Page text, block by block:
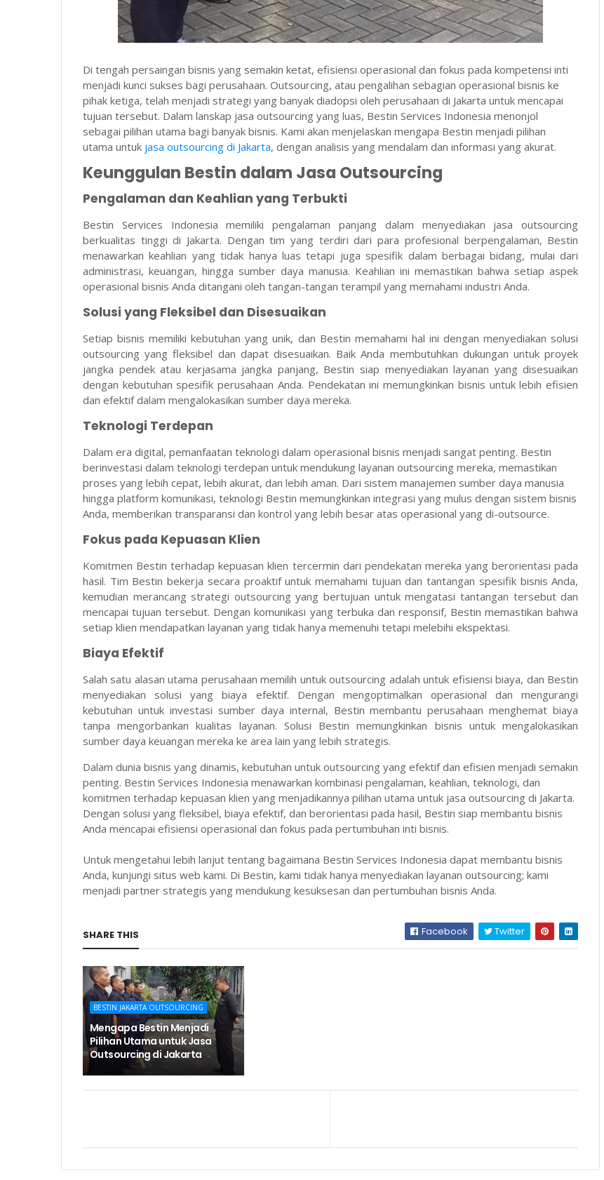
Di tengah persaingan bisnis yang semakin ketat, efisiensi operasional dan fokus pada kompetensi inti
menjadi kunci sukses bagi perusahaan. Outsourcing, atau pengalihan sebagian operasional bisnis ke
pihak ketiga, telah menjadi strategi yang banyak diadopsi oleh perusahaan di Jakarta untuk mencapai
tujuan tersebut. Dalam lanskap jasa outsourcing yang luas, Bestin Services Indonesia menonjol
sebagai pilihan utama bagi banyak bisnis. Kami akan menjelaskan mengapa Bestin menjadi pilihan
utama untuk jasa outsourcing di Jakarta, dengan analisis yang mendalam dan informasi yang akurat.
Keunggulan Bestin dalam Jasa Outsourcing
Pengalaman dan Keahlian yang Terbukti
Bestin Services Indonesia memiliki pengalaman panjang dalam menyediakan jasa outsourcing
berkualitas tinggi di Jakarta. Dengan tim yang terdiri dari para profesional berpengalaman, Bestin
menawarkan keahlian yang tidak hanya luas tetapi juga spesifik dalam berbagai bidang, mulai dari
administrasi, keuangan, hingga sumber daya manusia. Keahlian ini memastikan bahwa setiap aspek
operasional bisnis Anda ditangani oleh tangan-tangan terampil yang memahami industri Anda.
Solusi yang Fleksibel dan Disesuaikan
Setiap bisnis memiliki kebutuhan yang unik, dan Bestin memahami hal ini dengan menyediakan solusi
outsourcing yang fleksibel dan dapat disesuaikan. Baik Anda membutuhkan dukungan untuk proyek
jangka pendek atau kerjasama jangka panjang, Bestin siap menyediakan layanan yang disesuaikan
dengan kebutuhan spesifik perusahaan Anda. Pendekatan ini memungkinkan bisnis untuk lebih efisien
dan efektif dalam mengalokasikan sumber daya mereka.
Teknologi Terdepan
Dalam era digital, pemanfaatan teknologi dalam operasional bisnis menjadi sangat penting. Bestin
berinvestasi dalam teknologi terdepan untuk mendukung layanan outsourcing mereka, memastikan
proses yang lebih cepat, lebih akurat, dan lebih aman. Dari sistem manajemen sumber daya manusia
hingga platform komunikasi, teknologi Bestin memungkinkan integrasi yang mulus dengan sistem bisnis
Anda, memberikan transparansi dan kontrol yang lebih besar atas operasional yang di-outsource.
Fokus pada Kepuasan Klien
Komitmen Bestin terhadap kepuasan klien tercermin dari pendekatan mereka yang berorientasi pada
hasil. Tim Bestin bekerja secara proaktif untuk memahami tujuan dan tantangan spesifik bisnis Anda,
kemudian merancang strategi outsourcing yang bertujuan untuk mengatasi tantangan tersebut dan
mencapai tujuan tersebut. Dengan komunikasi yang terbuka dan responsif, Bestin memastikan bahwa
setiap klien mendapatkan layanan yang tidak hanya memenuhi tetapi melebihi ekspektasi.
Biaya Efektif
Salah satu alasan utama perusahaan memilih untuk outsourcing adalah untuk efisiensi biaya, dan Bestin
menyediakan solusi yang biaya efektif. Dengan mengoptimalkan operasional dan mengurangi
kebutuhan untuk investasi sumber daya internal, Bestin membantu perusahaan menghemat biaya
tanpa mengorbankan kualitas layanan. Solusi Bestin memungkinkan bisnis untuk mengalokasikan
sumber daya keuangan mereka ke area lain yang lebih strategis.
Dalam dunia bisnis yang dinamis, kebutuhan untuk outsourcing yang efektif dan efisien menjadi semakin
penting. Bestin Services Indonesia menawarkan kombinasi pengalaman, keahlian, teknologi, dan
komitmen terhadap kepuasan klien yang menjadikannya pilihan utama untuk jasa outsourcing di Jakarta.
Dengan solusi yang fleksibel, biaya efektif, dan berorientasi pada hasil, Bestin siap membantu bisnis
Anda mencapai efisiensi operasional dan fokus pada pertumbuhan inti bisnis.
Untuk mengetahui lebih lanjut tentang bagaimana Bestin Services Indonesia dapat membantu bisnis
Anda, kunjungi situs web kami. Di Bestin, kami tidak hanya menyediakan layanan outsourcing; kami
menjadi partner strategis yang mendukung kesuksesan dan pertumbuhan bisnis Anda.
SHARE THIS Facebook Twitter
BESTIN JAKARTA OUTSOURCING
Mengapa Bestin Menjadi
Pilihan Utama untuk Jasa
Outsourcing di Jakarta